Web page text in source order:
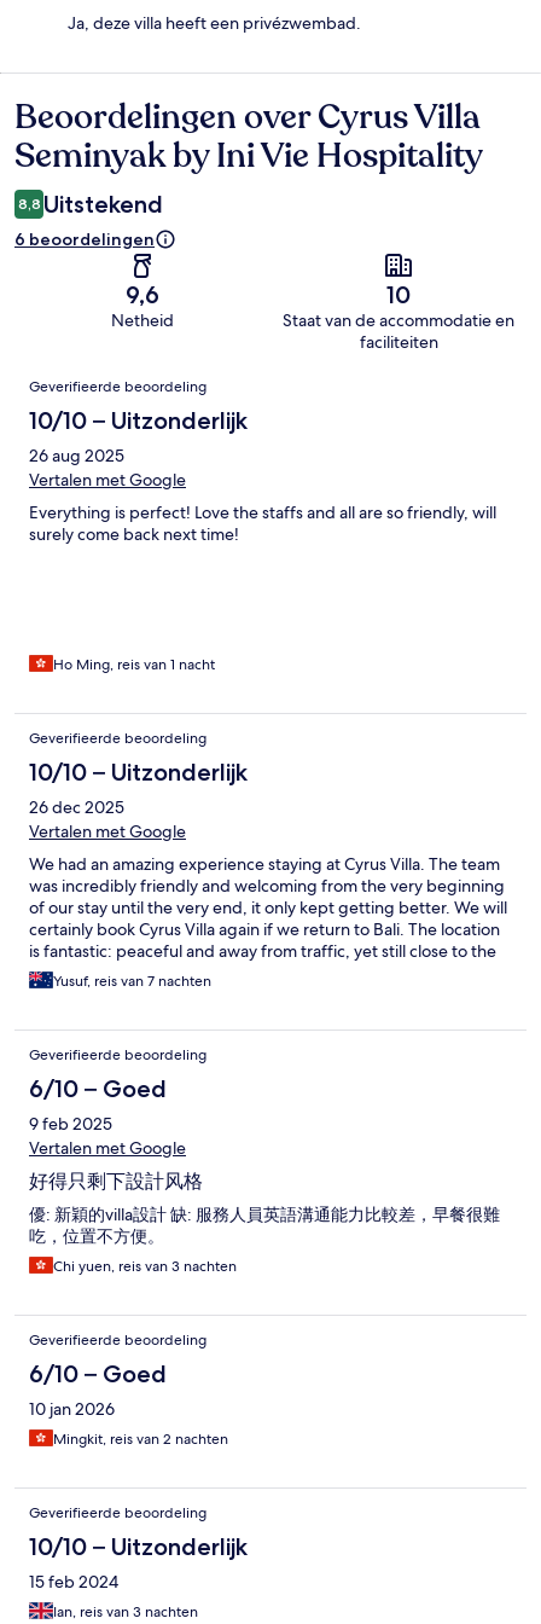
Ja, deze villa heeft een privézwembad.
Beoordelingen
Beoordelingen over Cyrus Villa
Seminyak by Ini Vie Hospitality
8,8 Uitstekend
6 beoordelingen
9,6
Netheid
10
Staat van de accommodatie en
faciliteiten
Beoordelingen
Geverifieerde beoordeling
10/10 – Uitzonderlijk
26 aug 2025
Vertalen met Google
Everything is perfect! Love the staffs and all are so friendly, will
surely come back next time!
Ho Ming, reis van 1 nacht
Geverifieerde beoordeling
10/10 – Uitzonderlijk
26 dec 2025
Vertalen met Google
We had an amazing experience staying at Cyrus Villa. The team
was incredibly friendly and welcoming from the very beginning
of our stay until the very end, it only kept getting better. We will
certainly book Cyrus Villa again if we return to Bali. The location
is fantastic: peaceful and away from traffic, yet still close to the
heart of Seminyak. Thank you to the wonderful team!
Yusuf, reis van 7 nachten
Geverifieerde beoordeling
6/10 – Goed
9 feb 2025
Vertalen met Google
好得只剩下設計风格
優: 新穎的villa設計 缺: 服務人員英語溝通能力比較差，早餐很難
吃，位置不方便。
Chi yuen, reis van 3 nachten
Geverifieerde beoordeling
6/10 – Goed
10 jan 2026
Mingkit, reis van 2 nachten
Geverifieerde beoordeling
10/10 – Uitzonderlijk
15 feb 2024
Ian, reis van 3 nachten